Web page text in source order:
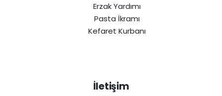
Erzak Yardımı
Pasta İkramı
Kefaret Kurbanı
İletişim